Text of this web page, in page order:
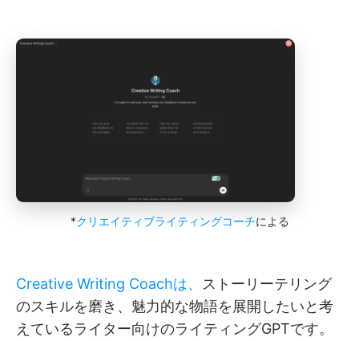
*クリエイティブライティングコーチによる
Creative Writing Coachは、
ストーリーテリング
のスキルを磨き、魅力的な物語を展開したいと考
えているライター向けのライティングGPTです。